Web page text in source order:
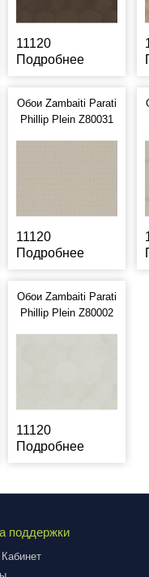
11120
Подробнее
Обои Zambaiti Parati
Phillip Plein Z80031
11120
Подробнее
Обои Zambaiti Parati
Phillip Plein Z80002
11120
Подробнее
поддержки